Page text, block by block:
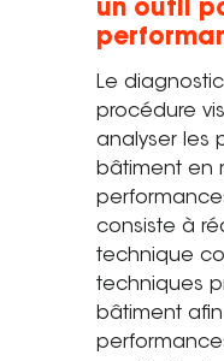
Saint-Étienne
Mâcon
La société
Nos réalisations
Pour les pros
Plâtrier / Peintre
Charpentier /
un outil
Le
procédure
analyser les
bâtiment en
consiste à
technique
techniques
bâtiment afin